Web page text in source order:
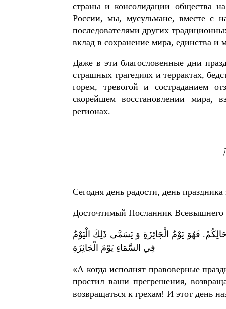
страны и консолидации общества
России, мы, мусульмане, вместе с
последователями других
вклад в сохранение мира, единства
Даже в эти благословенные дни
страшных трагедиях и террактах,
горем, тревогой и состраданием
скорейшем восстановлении мира,
регионах.
Сегодня день радости, день
Досточтимый Посланник Всевышнего
فَهُوَ يَوْمُ الْجَائِزَةِ وَ يَسَمَّى ذَلِكَ الْيَوْمُ
فِي السَّمَاءِ يَوْمَ الْجَائِزَةِ
«А когда исполнят правоверные
простил ваши прегрешения,
возвращаться к грехам! И этот день